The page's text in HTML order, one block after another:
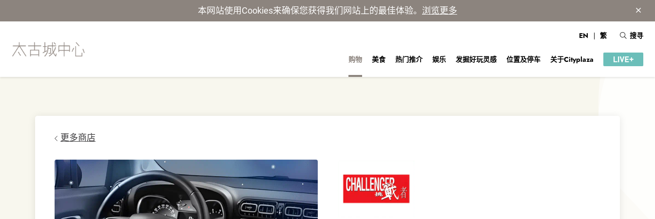
本网站使用Cookies来确保您获得我们网站上的最佳体验。 浏览更多
购物 美食 热门推介 娱乐 发掘好玩灵感 位置及停车 关于Cityplaza
EN 繁 搜寻
更多商店